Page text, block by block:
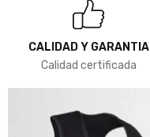
CALIDAD Y GARANTIA
Calidad certificada